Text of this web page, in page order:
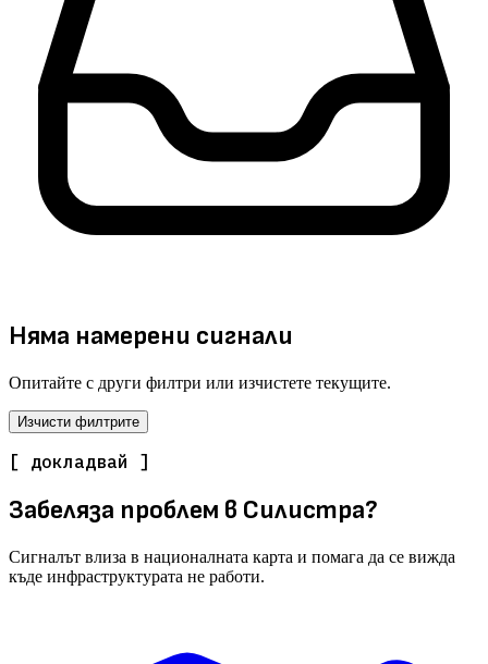
Няма намерени сигнали
Опитайте с други филтри или изчистете текущите.
Изчисти филтрите
[ докладвай ]
Забеляза проблем в Силистра?
Сигналът влиза в националната карта и помага да се вижда
къде инфраструктурата не работи.